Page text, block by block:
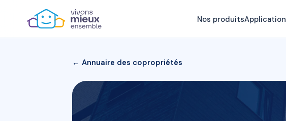
Nos produitsApplication
← Annuaire des copropriétés